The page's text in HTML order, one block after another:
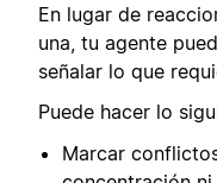
En lugar de
una, tu agente
señalar lo que
Puede hacer lo
Marcar